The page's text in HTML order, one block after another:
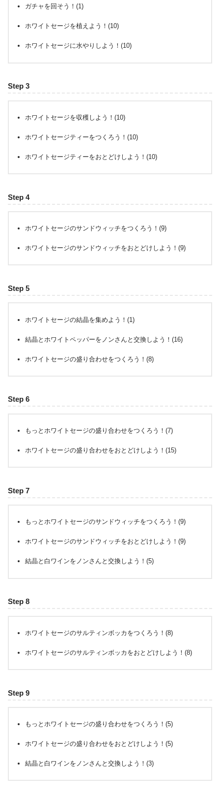
ガチャを回そう！(1)
ホワイトセージを植えよう！(10)
ホワイトセージに水やりしよう！(10)
Step 3
ホワイトセージを収穫しよう！(10)
ホワイトセージティーをつくろう！(10)
ホワイトセージティーをおとどけしよう！(10)
Step 4
ホワイトセージのサンドウィッチをつくろう！(9)
ホワイトセージのサンドウィッチをおとどけしよう！(9)
Step 5
ホワイトセージの結晶を集めよう！(1)
結晶とホワイトペッパーをノンさんと交換しよう！(16)
ホワイトセージの盛り合わせをつくろう！(8)
Step 6
もっとホワイトセージの盛り合わせをつくろう！(7)
ホワイトセージの盛り合わせをおとどけしよう！(15)
Step 7
もっとホワイトセージのサンドウィッチをつくろう！(9)
ホワイトセージのサンドウィッチをおとどけしよう！(9)
結晶と白ワインをノンさんと交換しよう！(5)
Step 8
ホワイトセージのサルティンボッカをつくろう！(8)
ホワイトセージのサルティンボッカをおとどけしよう！(8)
Step 9
もっとホワイトセージの盛り合わせをつくろう！(5)
ホワイトセージの盛り合わせをおとどけしよう！(5)
結晶と白ワインをノンさんと交換しよう！(3)